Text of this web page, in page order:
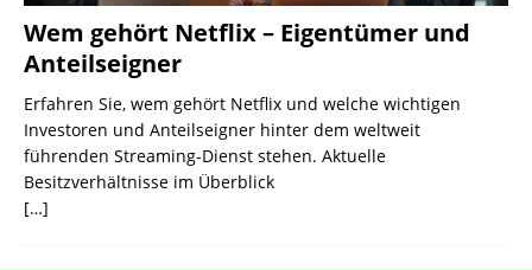
Wem gehört Netflix – Eigentümer und
Anteilseigner
Erfahren Sie, wem gehört Netflix und welche wichtigen
Investoren und Anteilseigner hinter dem weltweit
führenden Streaming-Dienst stehen. Aktuelle
Besitzverhältnisse im Überblick
[…]